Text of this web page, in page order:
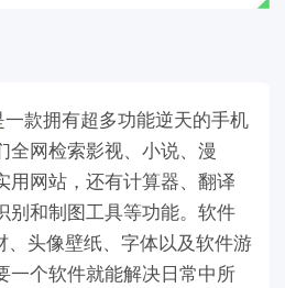
一款拥有超多功能逆天的手机
全网检索影视、小说、漫
用网站，还有计算器、翻译
别和制图工具等功能。软件
、头像壁纸、字体以及软件游
一个软件就能解决日常中所